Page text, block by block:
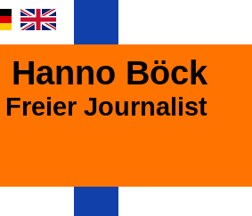
Hanno Böck
Freier Journalist